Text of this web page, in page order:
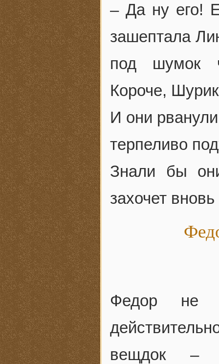
– Да ну его!
зашептала
под шумок
Короче,
И они
терпеливо
Знали бы
захочет
Федор не
вещдок –